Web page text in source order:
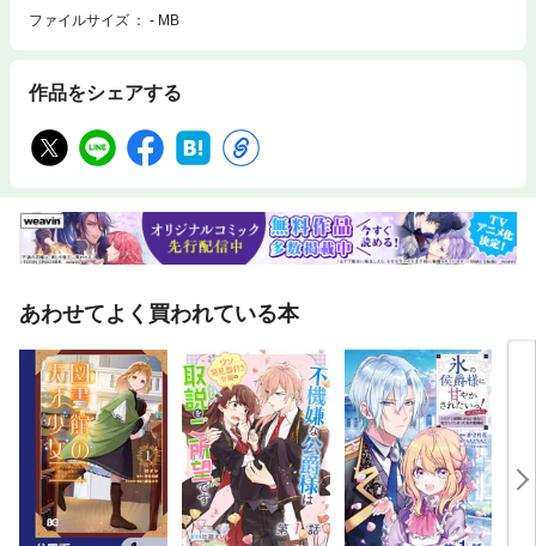
ファイルサイズ
- MB
作品をシェアする
あわせてよく買われている本